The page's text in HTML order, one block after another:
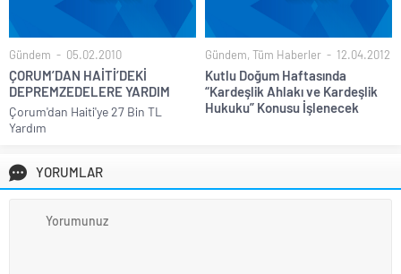
Gündem 05.02.2010
ÇORUM’DAN HAİTİ’DEKİ
DEPREMZEDELERE YARDIM
Çorum'dan Haiti'ye 27 Bin TL
Yardım
Gündem, Tüm Haberler 12.04.2012
Kutlu Doğum Haftasında
“Kardeşlik Ahlakı ve Kardeşlik
Hukuku” Konusu İşlenecek
YORUMLAR